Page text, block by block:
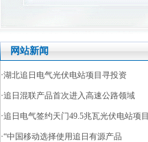
网站新闻
·湖北追日电气光伏电站项目寻投资
·追日混联产品首次进入高速公路领域
·追日电气签约天门49.5兆瓦光伏电站项目
·“中国移动选择使用追日有源产品